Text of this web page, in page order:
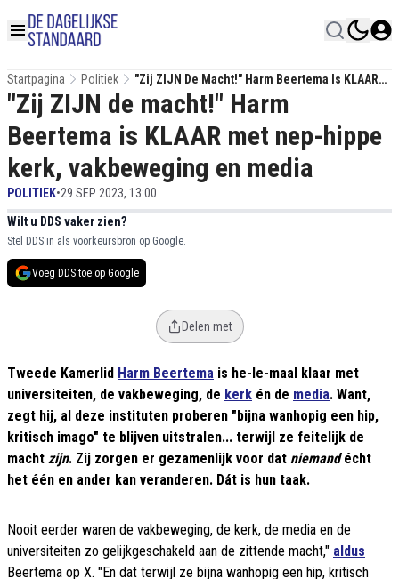
Startpagina Politiek
"Zij ZIJN De Macht!" Harm Beertema Is KLAAR
Met Nep-Hippe Kerk, Vakbeweging En Media
"Zij ZIJN de macht!" Harm
Beertema is KLAAR met nep-hippe
kerk, vakbeweging en media
POLITIEK•29 SEP 2023, 13:00
Wilt u DDS vaker zien?
Stel DDS in als voorkeursbron op Google.
Voeg DDS toe op Google
Delen met
Tweede Kamerlid Harm Beertema is he-le-maal klaar met
universiteiten, de vakbeweging, de kerk én de media. Want,
zegt hij, al deze instituten proberen "bijna wanhopig een hip,
kritisch imago" te blijven uitstralen... terwijl ze feitelijk de
macht zijn. Zij zorgen er gezamenlijk voor dat niemandécht
het één en ander kan veranderen. Dát is hun taak.
Nooit eerder waren de vakbeweging, de kerk, de media en de
universiteiten zo gelijkgeschakeld aan de zittende macht," aldus
Beertema op X. "En dat terwijl ze bijna wanhopig een hip, kritisch